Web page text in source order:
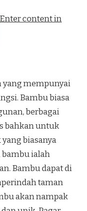
Enter content in
mempunyai
Bambu biasa
berbagai
bahkan untuk
biasanya
bambu ialah
Bambu dapat di
taman
akan nampak